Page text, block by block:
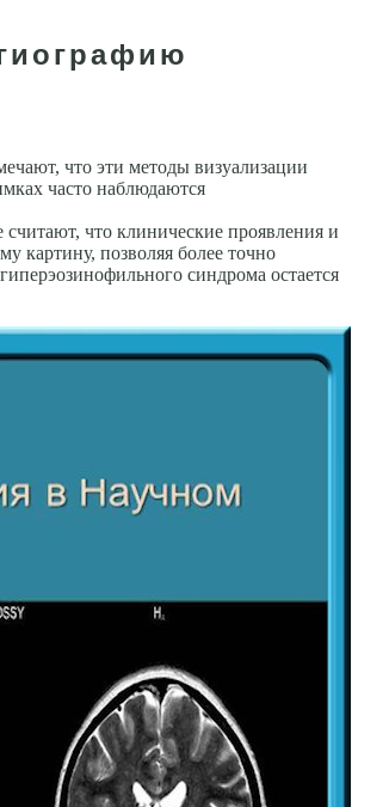
что эти методы визуализации
часто наблюдаются
что клинические проявления и
картину, позволяя более точно
синдрома остается